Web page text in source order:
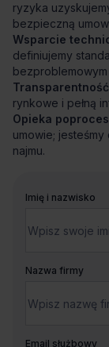
ryzyka
bezpieczną
Wsparcie
definiujemy
rynkowe i pełną
Opieka
umowie;
najmu.
Imię i nazwisko
Nazwa firmy
Email służbowy